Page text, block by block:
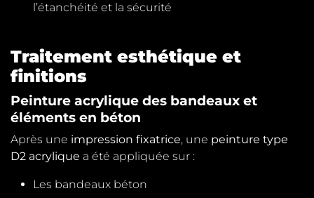
l’étanchéité et la sécurité
Traitement esthétique et
finitions
Peinture acrylique des bandeaux et
éléments en béton
Après une impression fixatrice, une peinture type
D2 acrylique a été appliquée sur :
Les bandeaux béton